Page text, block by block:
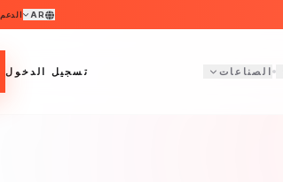
AR الدعم
الصناعات تسجيل الدخول